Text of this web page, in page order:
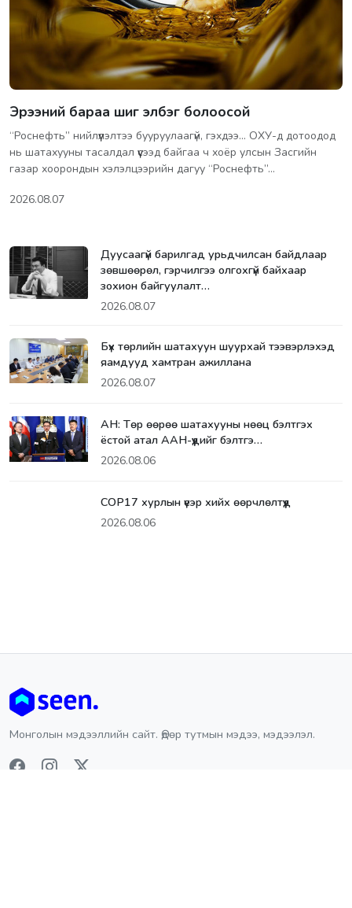
Эрээний бараа шиг элбэг болоосой
“Роснефть” нийлүүлэлтээ бууруулаагүй, гэхдээ... ОХУ-д дотоодод
нь шатахууны тасалдал үүсээд байгаа ч хоёр улсын Засгийн
газар хоорондын хэлэлцээрийн дагуу “Роснефть”…
2026.08.07
Дуусаагүй барилгад урьдчилсан байдлаар
зөвшөөрөл, гэрчилгээ олгохгүй байхаар
зохион байгуулалт…
2026.08.07
Бүх төрлийн шатахуун шуурхай тээвэрлэхэд
яамдууд хамтран ажиллана
2026.08.07
АН: Төр өөрөө шатахууны нөөц бэлтгэх
ёстой атал ААН-үүдийг бэлтгэ…
2026.08.06
СОР17 хурлын үеэр хийх өөрчлөлтүүд
2026.08.06
Монголын мэдээллийн сайт. Өдөр тутмын мэдээ, мэдээлэл.